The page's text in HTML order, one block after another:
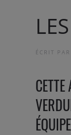
ÉCRIT PAR